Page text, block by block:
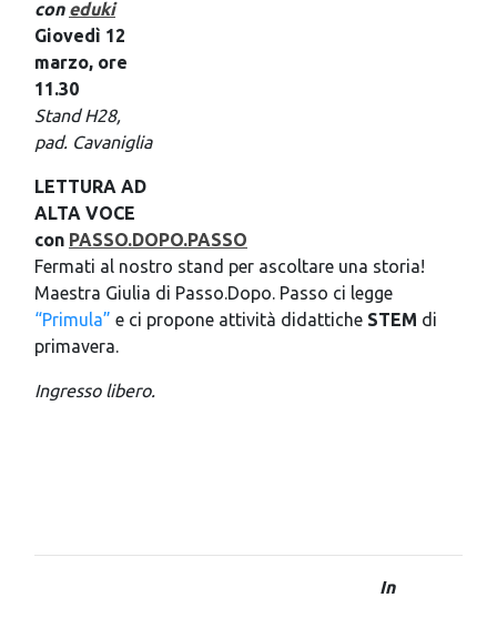
con eduki
Giovedì 12
marzo, ore
11.30
Stand H28,
pad. Cavaniglia
LETTURA AD
ALTA VOCE
con PASSO.DOPO.PASSO
Fermati al nostro stand per ascoltare una storia!
Maestra Giulia di Passo.Dopo. Passo ci legge
“Primula” e ci propone attività didattiche STEM di
primavera.
Ingresso libero.
In